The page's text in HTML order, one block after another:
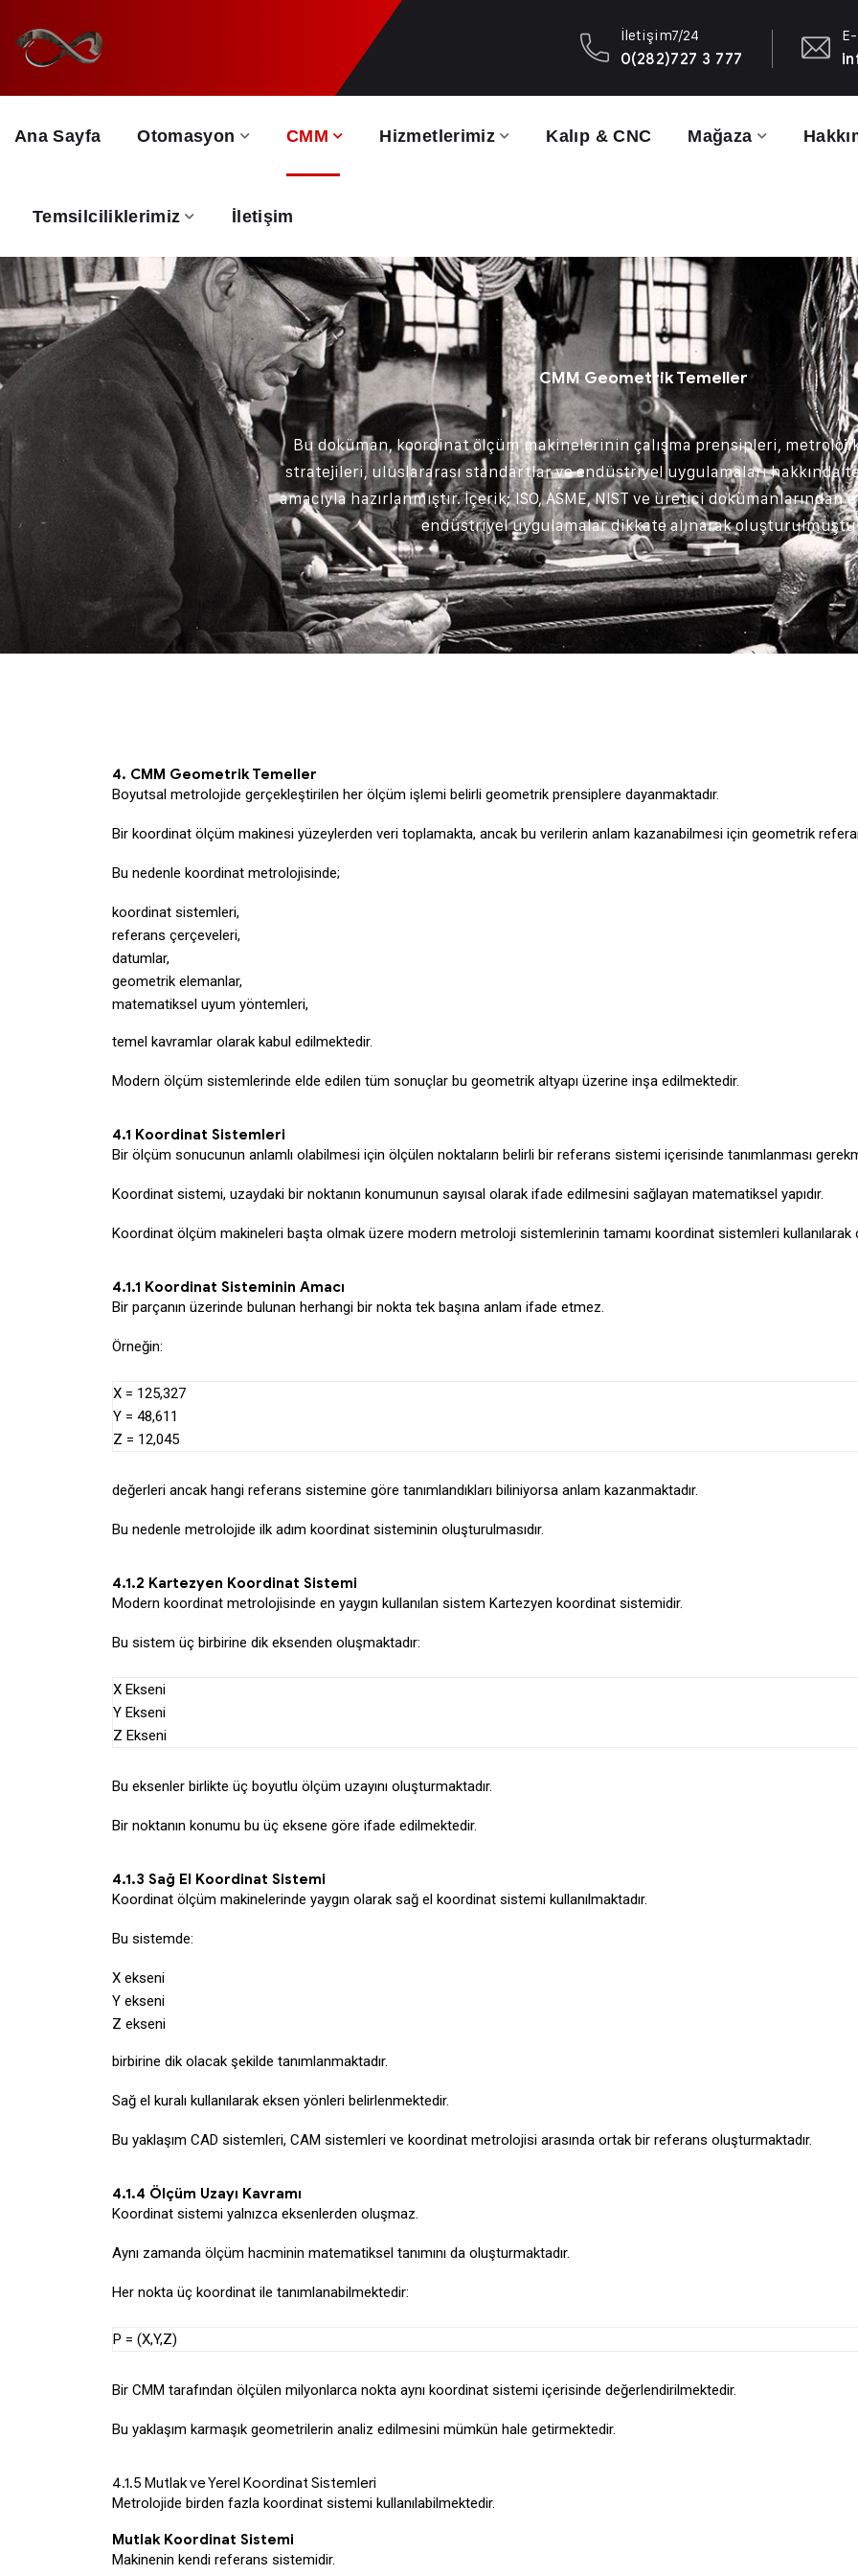
İletişim7/24
0(282)727 3 777
Ana Sayfa Otomasyon CMM Hizmetlerimiz Kalıp & CNC Mağaza
Temsilciliklerimiz İletişim
CMM Geometrik Temeller
Bu doküman, koordinat ölçüm makinelerinin çalışma prensipleri,
stratejileri, uluslararası standartlar ve endüstriyel uygulamaları hakkında
amacıyla hazırlanmıştır. İçerik; ISO, ASME, NIST ve üretici
endüstriyel uygulamalar dikkate alınarak
4. CMM Geometrik Temeller
Boyutsal metrolojide gerçekleştirilen her ölçüm işlemi belirli geometrik prensiplere dayanmaktadır.
Bir koordinat ölçüm makinesi yüzeylerden veri toplamakta, ancak bu verilerin anlam kazanabilmesi için geometrik
Bu nedenle koordinat metrolojisinde;
koordinat sistemleri,
referans çerçeveleri,
datumlar,
geometrik elemanlar,
matematiksel uyum yöntemleri,
temel kavramlar olarak kabul edilmektedir.
Modern ölçüm sistemlerinde elde edilen tüm sonuçlar bu geometrik altyapı üzerine inşa edilmektedir.
4.1 Koordinat Sistemleri
Bir ölçüm sonucunun anlamlı olabilmesi için ölçülen noktaların belirli bir referans sistemi içerisinde tanımlanması
Koordinat sistemi, uzaydaki bir noktanın konumunun sayısal olarak ifade edilmesini sağlayan matematiksel yapıdır.
Koordinat ölçüm makineleri başta olmak üzere modern metroloji sistemlerinin tamamı koordinat sistemleri kullanılarak
4.1.1 Koordinat Sisteminin Amacı
Bir parçanın üzerinde bulunan herhangi bir nokta tek başına anlam ifade etmez.
Örneğin:
X = 125,327
Y = 48,611
Z = 12,045
değerleri ancak hangi referans sistemine göre tanımlandıkları biliniyorsa anlam kazanmaktadır.
Bu nedenle metrolojide ilk adım koordinat sisteminin oluşturulmasıdır.
4.1.2 Kartezyen Koordinat Sistemi
Modern koordinat metrolojisinde en yaygın kullanılan sistem Kartezyen koordinat sistemidir.
Bu sistem üç birbirine dik eksenden oluşmaktadır:
X Ekseni
Y Ekseni
Z Ekseni
Bu eksenler birlikte üç boyutlu ölçüm uzayını oluşturmaktadır.
Bir noktanın konumu bu üç eksene göre ifade edilmektedir.
4.1.3 Sağ El Koordinat Sistemi
Koordinat ölçüm makinelerinde yaygın olarak sağ el koordinat sistemi kullanılmaktadır.
Bu sistemde:
X ekseni
Y ekseni
Z ekseni
birbirine dik olacak şekilde tanımlanmaktadır.
Sağ el kuralı kullanılarak eksen yönleri belirlenmektedir.
Bu yaklaşım CAD sistemleri, CAM sistemleri ve koordinat metrolojisi arasında ortak bir referans oluşturmaktadır.
4.1.4 Ölçüm Uzayı Kavramı
Koordinat sistemi yalnızca eksenlerden oluşmaz.
Aynı zamanda ölçüm hacminin matematiksel tanımını da oluşturmaktadır.
Her nokta üç koordinat ile tanımlanabilmektedir:
P = (X,Y,Z)
Bir CMM tarafından ölçülen milyonlarca nokta aynı koordinat sistemi içerisinde değerlendirilmektedir.
Bu yaklaşım karmaşık geometrilerin analiz edilmesini mümkün hale getirmektedir.
4.1.5 Mutlak ve Yerel Koordinat Sistemleri
Metrolojide birden fazla koordinat sistemi kullanılabilmektedir.
Mutlak Koordinat Sistemi
Makinenin kendi referans sistemidir.